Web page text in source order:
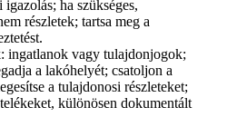
ha szükséges,
részletek; tartsa meg a
ingatlanok vagy tulajdonjogok;
a lakóhelyét; csatoljon a
a tulajdonosi részleteket;
különösen dokumentált